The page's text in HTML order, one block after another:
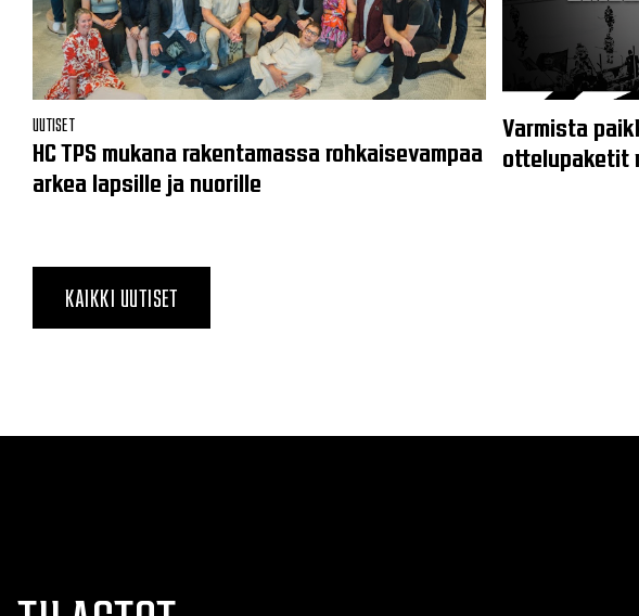
HC TPS mukana rakentamassa rohkaisevampaa
arkea lapsille ja nuorille
UUTISET
Varmista
ottelupaketit
KAIKKI UUTISET